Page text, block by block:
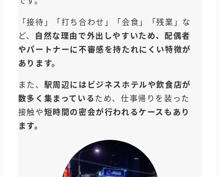
「接待」「打ち合わせ」「会食」「残業」な
ど、 自然な理由で外出しやすいため、配偶者
やパートナーに不審感を持たれにくい特徴が
あります。
また、 駅周辺にはビジネスホテルや飲食店が
数多く集まっているため、仕事帰りを装った
接触や短時間の密会が行われるケースもあり
ます。